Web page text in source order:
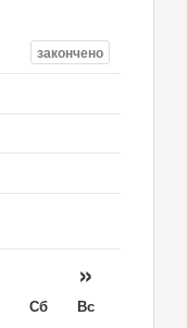
закончено
»
Сб
Вс